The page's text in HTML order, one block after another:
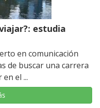
estudia
en comunicación
de buscar una carrera
el ...